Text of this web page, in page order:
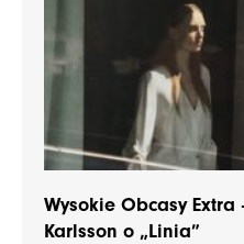
Wysokie Obcasy
Karlsson o „Linia”